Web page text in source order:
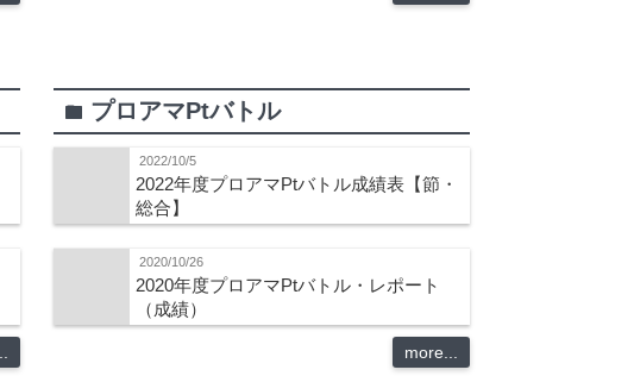
folder プロアマPtバトル
2022/10/5
2022年度プロアマPtバトル成績表【節・
総合】
2020/10/26
2020年度プロアマPtバトル・レポート
（成績）
more...